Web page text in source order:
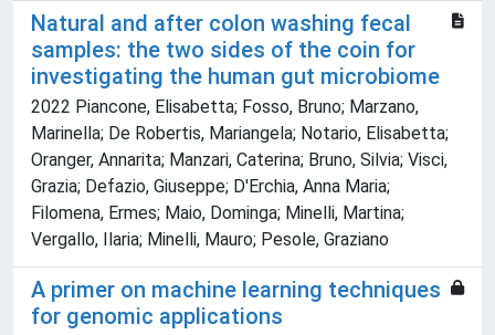
Natural and after colon washing fecal
samples: the two sides of the coin for
investigating the human gut microbiome
2022 Piancone, Elisabetta; Fosso, Bruno; Marzano,
Marinella; De Robertis, Mariangela; Notario, Elisabetta;
Oranger, Annarita; Manzari, Caterina; Bruno, Silvia; Visci,
Grazia; Defazio, Giuseppe; D'Erchia, Anna Maria;
Filomena, Ermes; Maio, Dominga; Minelli, Martina;
Vergallo, Ilaria; Minelli, Mauro; Pesole, Graziano
A primer on machine learning techniques
for genomic applications